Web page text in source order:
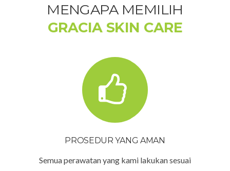
MENGAPA MEMILIH
GRACIA SKIN CARE
PROSEDUR YANG AMAN
Semua perawatan yang kami lakukan sesuai